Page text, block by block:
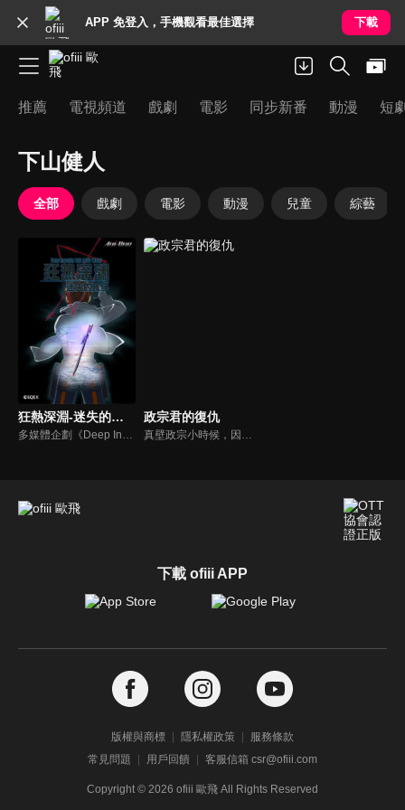
APP 免登入，手機觀看最佳選擇 下載
推薦 電視頻道 戲劇 電影 同步新番 動漫 短
下山健人
全部 戲劇 電影 動漫 兒童 綜藝
狂熱深淵-迷失的孩子
多媒體企劃《Deep Insanity》的故事中，全世界蔓延著一種會讓人陷入昏睡狀態的神祕病症「藍道魯夫症候群（ランドルフ症候群）」。而在病症蔓延的同時，被視為是病源的巨大地下世界「Asylum」在南極被人發現。Asylum 有著與地面完全不同的生態系以及未知資源，因此人類為了解決藍道魯夫症候群以及為了取得生態系的基因情報，前往未知的世界展開探險。
政宗君的復仇
真壁政宗小時候，因為他的身型較為肥胖，而被安達垣愛姬取上「豬腳」這個丟臉綽號。之後，政宗的外公為了讓他改頭換面，而將他接回老家並以魔鬼訓練鍛煉他整整 8 年。8 年後，政宗搖身一變成為大帥哥，改了原本的姓氏，並準備向愛姬展開復仇。
下載 ofiii APP
版權與商標 隱私權政策
服務條款
常見問題
用戶回饋 客服信箱 csr@ofiii.com
Copyright © 2026 ofiii 歐飛 All Rights Reserved